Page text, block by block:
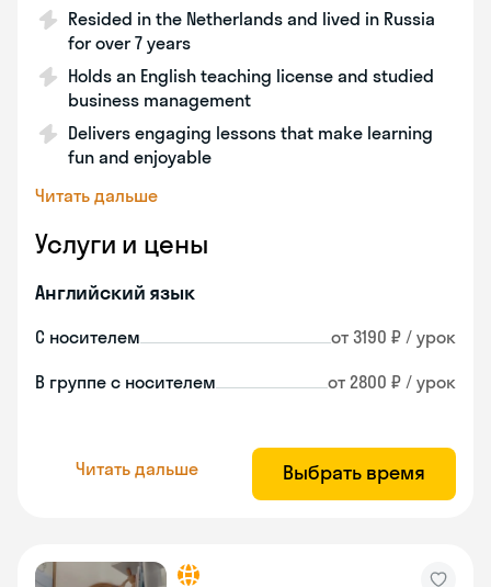
Resided in the Netherlands and lived in Russia
for over 7 years
Holds an English teaching license and studied
business management
Delivers engaging lessons that make learning
fun and enjoyable
Читать дальше
Услуги и цены
Английский язык
С носителем от 3190 ₽ / урок
В группе с носителем от 2800 ₽ / урок
Читать дальше Выбрать время